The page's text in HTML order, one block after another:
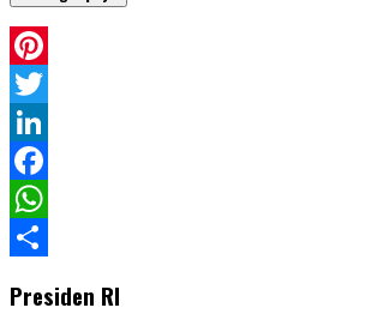
Pinterest
Twitter
LinkedIn
Facebook
WhatsApp
Presiden RI